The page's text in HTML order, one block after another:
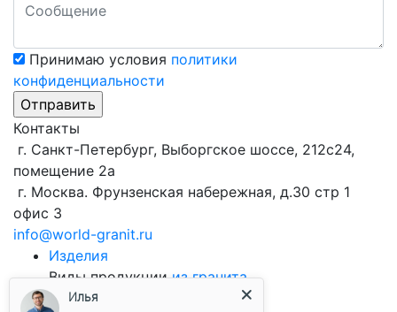
Принимаю условия политики
конфиденциальности
Контакты
г. Санкт-Петербург, Выборгское шоссе, 212с24,
помещение 2а
г. Москва. Фрунзенская набережная, д.30 стр 1
офис 3
info@world-granit.ru
Изделия
Виды продукциииз гранита
Брусчатка
Илья